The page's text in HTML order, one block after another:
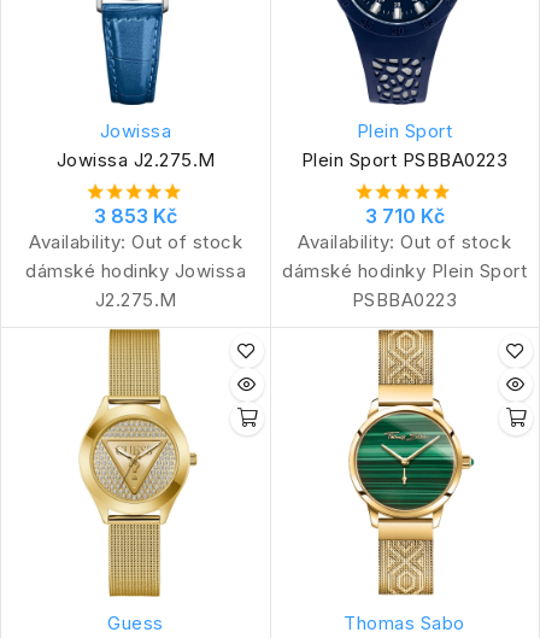
Jowissa
Jowissa J2.275.M
3 853 Kč
Availability: Out of stock
dámské hodinky Jowissa
J2.275.M
Plein Sport
Plein Sport PSBBA0223
3 710 Kč
Availability: Out of stock
dámské hodinky Plein Sport
PSBBA0223
Guess
Thomas Sabo